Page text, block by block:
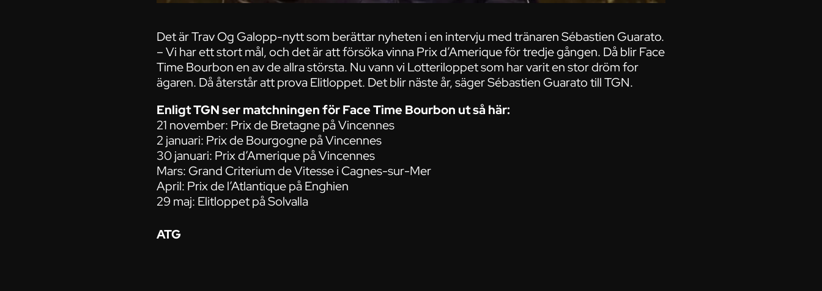
Det är Trav Og Galopp-nytt som berättar nyheten i en intervju med tränaren Sébastien Guarato.
– Vi har ett stort mål, och det är att försöka vinna Prix d’Amerique för tredje gången. Då blir Face
Time Bourbon en av de allra största. Nu vann vi Lotteriloppet som har varit en stor dröm for
ägaren. Då återstår att prova Elitloppet. Det blir näste år, säger Sébastien Guarato till TGN.
Enligt TGN ser matchningen för Face Time Bourbon ut så här:
21 november: Prix de Bretagne på Vincennes
2 januari: Prix de Bourgogne på Vincennes
30 januari: Prix d’Amerique på Vincennes
Mars: Grand Criterium de Vitesse i Cagnes-sur-Mer
April: Prix de l’Atlantique på Enghien
29 maj: Elitloppet på Solvalla
ATG